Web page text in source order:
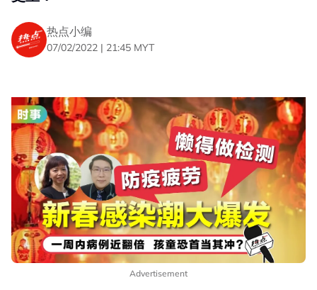
热点小编
07/02/2022 | 21:45 MYT
Advertisement